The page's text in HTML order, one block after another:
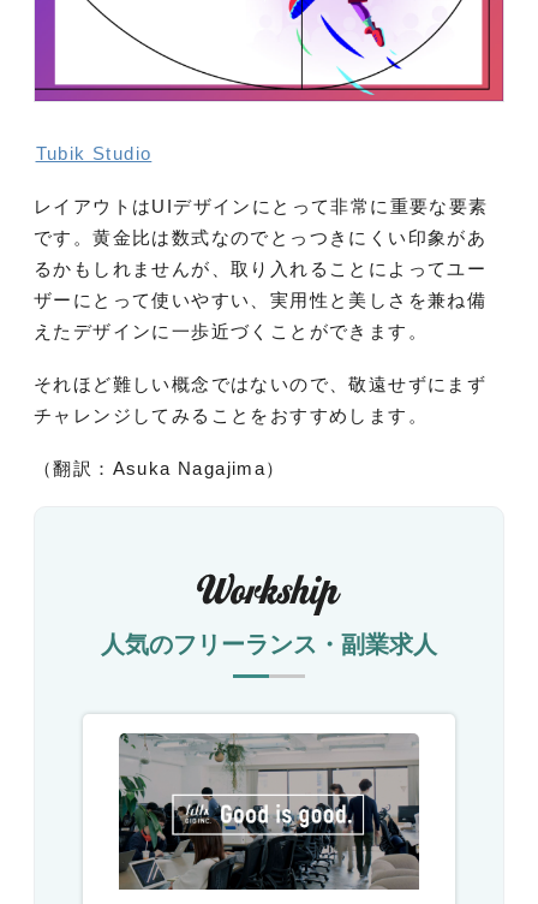
Tubik Studio
レイアウトはUIデザインにとって非常に重要な要素
です。黄金比は数式なのでとっつきにくい印象があ
るかもしれませんが、取り入れることによってユー
ザーにとって使いやすい、実用性と美しさを兼ね備
えたデザインに一歩近づくことができます。
それほど難しい概念ではないので、敬遠せずにまず
チャレンジしてみることをおすすめします。
（翻訳：Asuka Nagajima）
人気のフリーランス・副業求人